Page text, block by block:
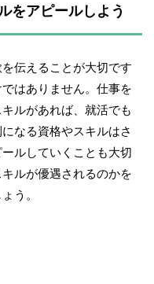
をアピールしよう
伝えることが大切です
はありません。仕事を
ルがあれば、就活でも
なる資格やスキルはさ
ルしていくことも大切
ルが優遇されるのかを
う。